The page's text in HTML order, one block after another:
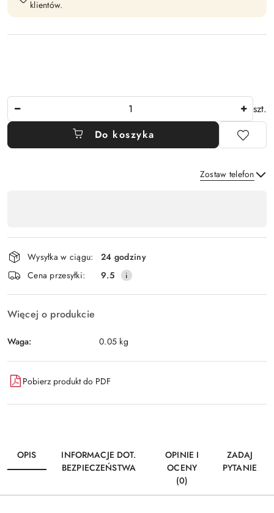
klientów.
szt.
Do koszyka
Zostaw telefon
płatność
i
dostawa
Wysyłka w ciągu:
24 godziny
Cena przesyłki:
9.5
Więcej o produkcie
Waga: 0.05 kg
Pobierz produkt do PDF
OPIS
INFORMACJE DOT.
BEZPIECZEŃSTWA
OPINIE I
OCENY
(0)
ZADAJ
PYTANIE